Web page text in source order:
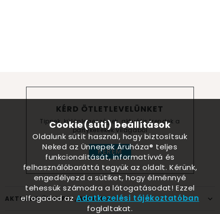
KÉRD ÖTLETLEVELÜNKET
Tippek, különlegességek, aktuális trendek a
partykellékek világából
KÉREM
AKTUÁLIS ÜNNEPEK, ALKALMAK
Cookie(süti) beállítások
Oldalunk sütit használ, hogy biztosítsuk
Neked az Ünnepek Áruháza® teljes
funkcionalitását, informatívvá és
felhasználóbaráttá tegyük az oldalt. Kérünk,
engedélyezd a sütiket, hogy élménnyé
tehessük számodra a látogatásodat! Ezzel
elfogadod azAdatkezelési tájékoztatóban
foglaltakat.